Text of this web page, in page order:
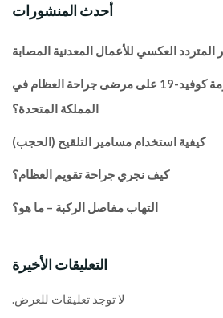
أحدث المنشورات
المتردد العكسي للأعمال المعدنية المصابة
ما هو التأثير الحقيقي لأزمة كوفيد-19 على مرضى جراحة العظام في
المملكة المتحدة؟
كيفية استخدام مسامير التلقيح (الحجب)
كيف نجري جراحة تقويم العظام؟
التهاب مفاصل الركبة – ما هو؟
التعليقات الأخيرة
لا توجد تعليقات للعرض.